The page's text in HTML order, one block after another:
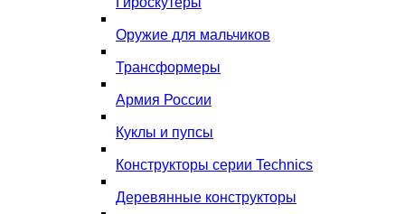
Оружие для мальчиков
Трансформеры
Армия России
Куклы и пупсы
Конструкторы серии Technics
Деревянные конструкторы